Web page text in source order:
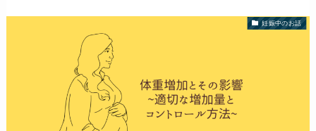
妊娠中のお話